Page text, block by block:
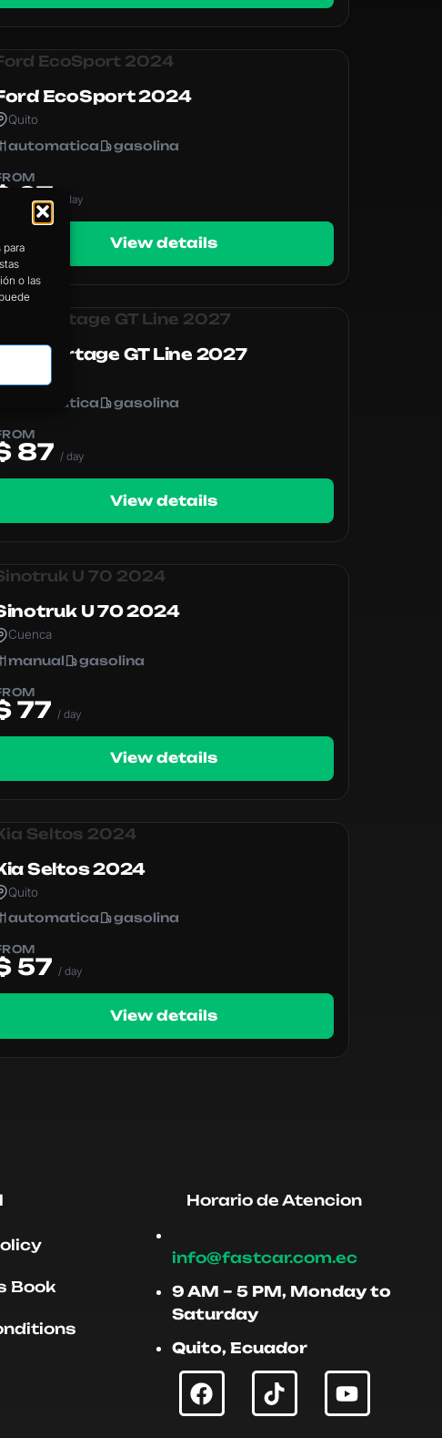
para
o las
EcoSport 2024
Quito
automatica gasolina
67 / day
View details
Kia Sportage GT Line 2027
automatica gasolina
87 / day
View details
U 70 2024
Cuenca
manual gasolina
77 / day
View details
Seltos 2024
Quito
automatica gasolina
57 / day
View details
Book
Horario de Atencion
info@fastcar.com.ec
9 AM – 5 PM, Monday to
Saturday
Quito, Ecuador